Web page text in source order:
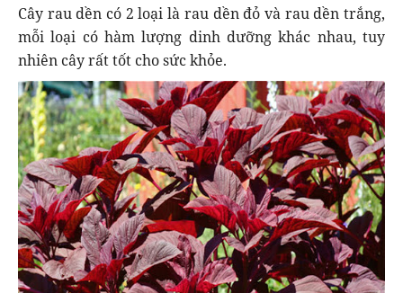
Cây rau dền có 2 loại là rau dền đỏ và rau dền trắng,
mỗi loại có hàm lượng dinh dưỡng khác nhau, tuy
nhiên cây rất tốt cho sức khỏe.